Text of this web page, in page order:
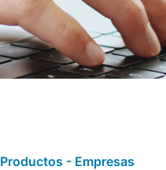
Productos - Empresas